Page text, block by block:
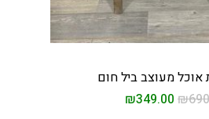
אוכל מעוצב ביל חום
₪
₪349.00